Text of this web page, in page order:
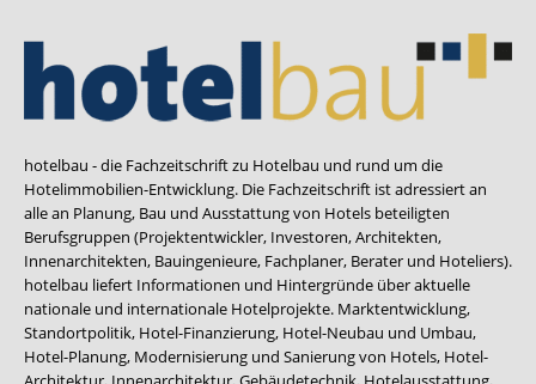
hotelbau - die Fachzeitschrift zu Hotelbau und rund um die
Hotelimmobilien-Entwicklung. Die Fachzeitschrift ist adressiert an
alle an Planung, Bau und Ausstattung von Hotels beteiligten
Berufsgruppen (Projektentwickler, Investoren, Architekten,
Innenarchitekten, Bauingenieure, Fachplaner, Berater und Hoteliers).
hotelbau liefert Informationen und Hintergründe über aktuelle
nationale und internationale Hotelprojekte. Marktentwicklung,
Standortpolitik, Hotel-Finanzierung, Hotel-Neubau und Umbau,
Hotel-Planung, Modernisierung und Sanierung von Hotels, Hotel-